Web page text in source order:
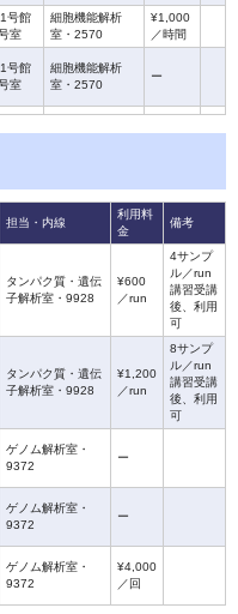
号館
室
細胞機能解析
室・2570
¥1,000
／時間
号館
室
細胞機能解析
室・2570
ー
担当・内線
利用料
金
備考
タンパク質・遺伝
子解析室・9928
¥600
／run
4サンプ
ル／run
講習受講
後、利用
可
タンパク質・遺伝
子解析室・9928
¥1,200
／run
8サンプ
ル／run
講習受講
後、利用
可
ゲノム解析室・
9372
ー
ゲノム解析室・
9372
ー
ゲノム解析室・
9372
¥4,000
／回